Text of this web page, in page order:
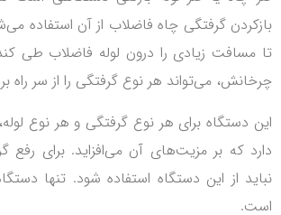
بازکردن گرفتگی چاه فاضلاب از آن استفاده
تا مسافت زیادی را درون لوله فاضلاب طی
چرخانش، می‌تواند هر نوع گرفتگی را از سر راه
این دستگاه برای هر نوع گرفتگی و هر نوع
دارد که بر مزیت‌های آن می‌افزاید.برای رفع
نباید از این دستگاه استفاده شود. تنها
است.